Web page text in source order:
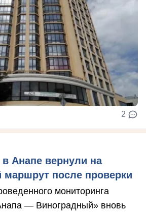
2
Анапе вернули на
после проверки
мониторинга
— Виноградный» вновь